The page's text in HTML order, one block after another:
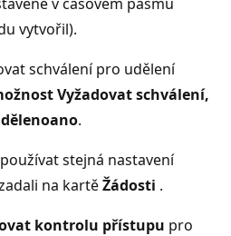
vytvořil).
schválení pro udělení
Vyžadovat schválení,
ano.
stejná nastavení
na kartěŽádosti .
kontrolu přístupu pro